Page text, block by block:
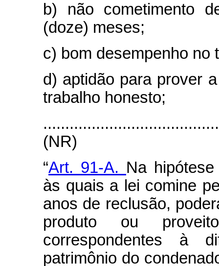
b) não cometimento
(doze) meses;
c) bom desempenho no
d) aptidão para prover
trabalho honesto;
(NR)
“Art. 91-A. Na
às quais a lei comine
anos de reclusão,
produto ou
correspondentes à
patrimônio do